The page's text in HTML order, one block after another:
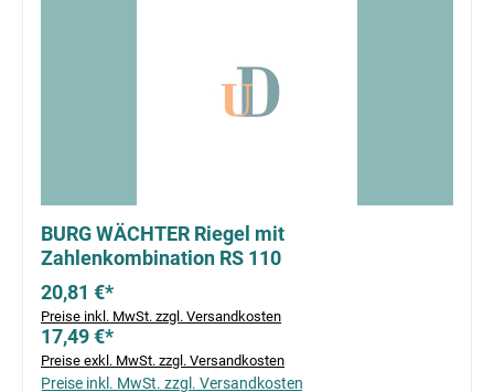
BURG WÄCHTER Riegel mit
Zahlenkombination RS 110
20,81 €*
Preise inkl. MwSt. zzgl. Versandkosten
17,49 €*
Preise exkl. MwSt. zzgl. Versandkosten
Preise inkl. MwSt. zzgl. Versandkosten